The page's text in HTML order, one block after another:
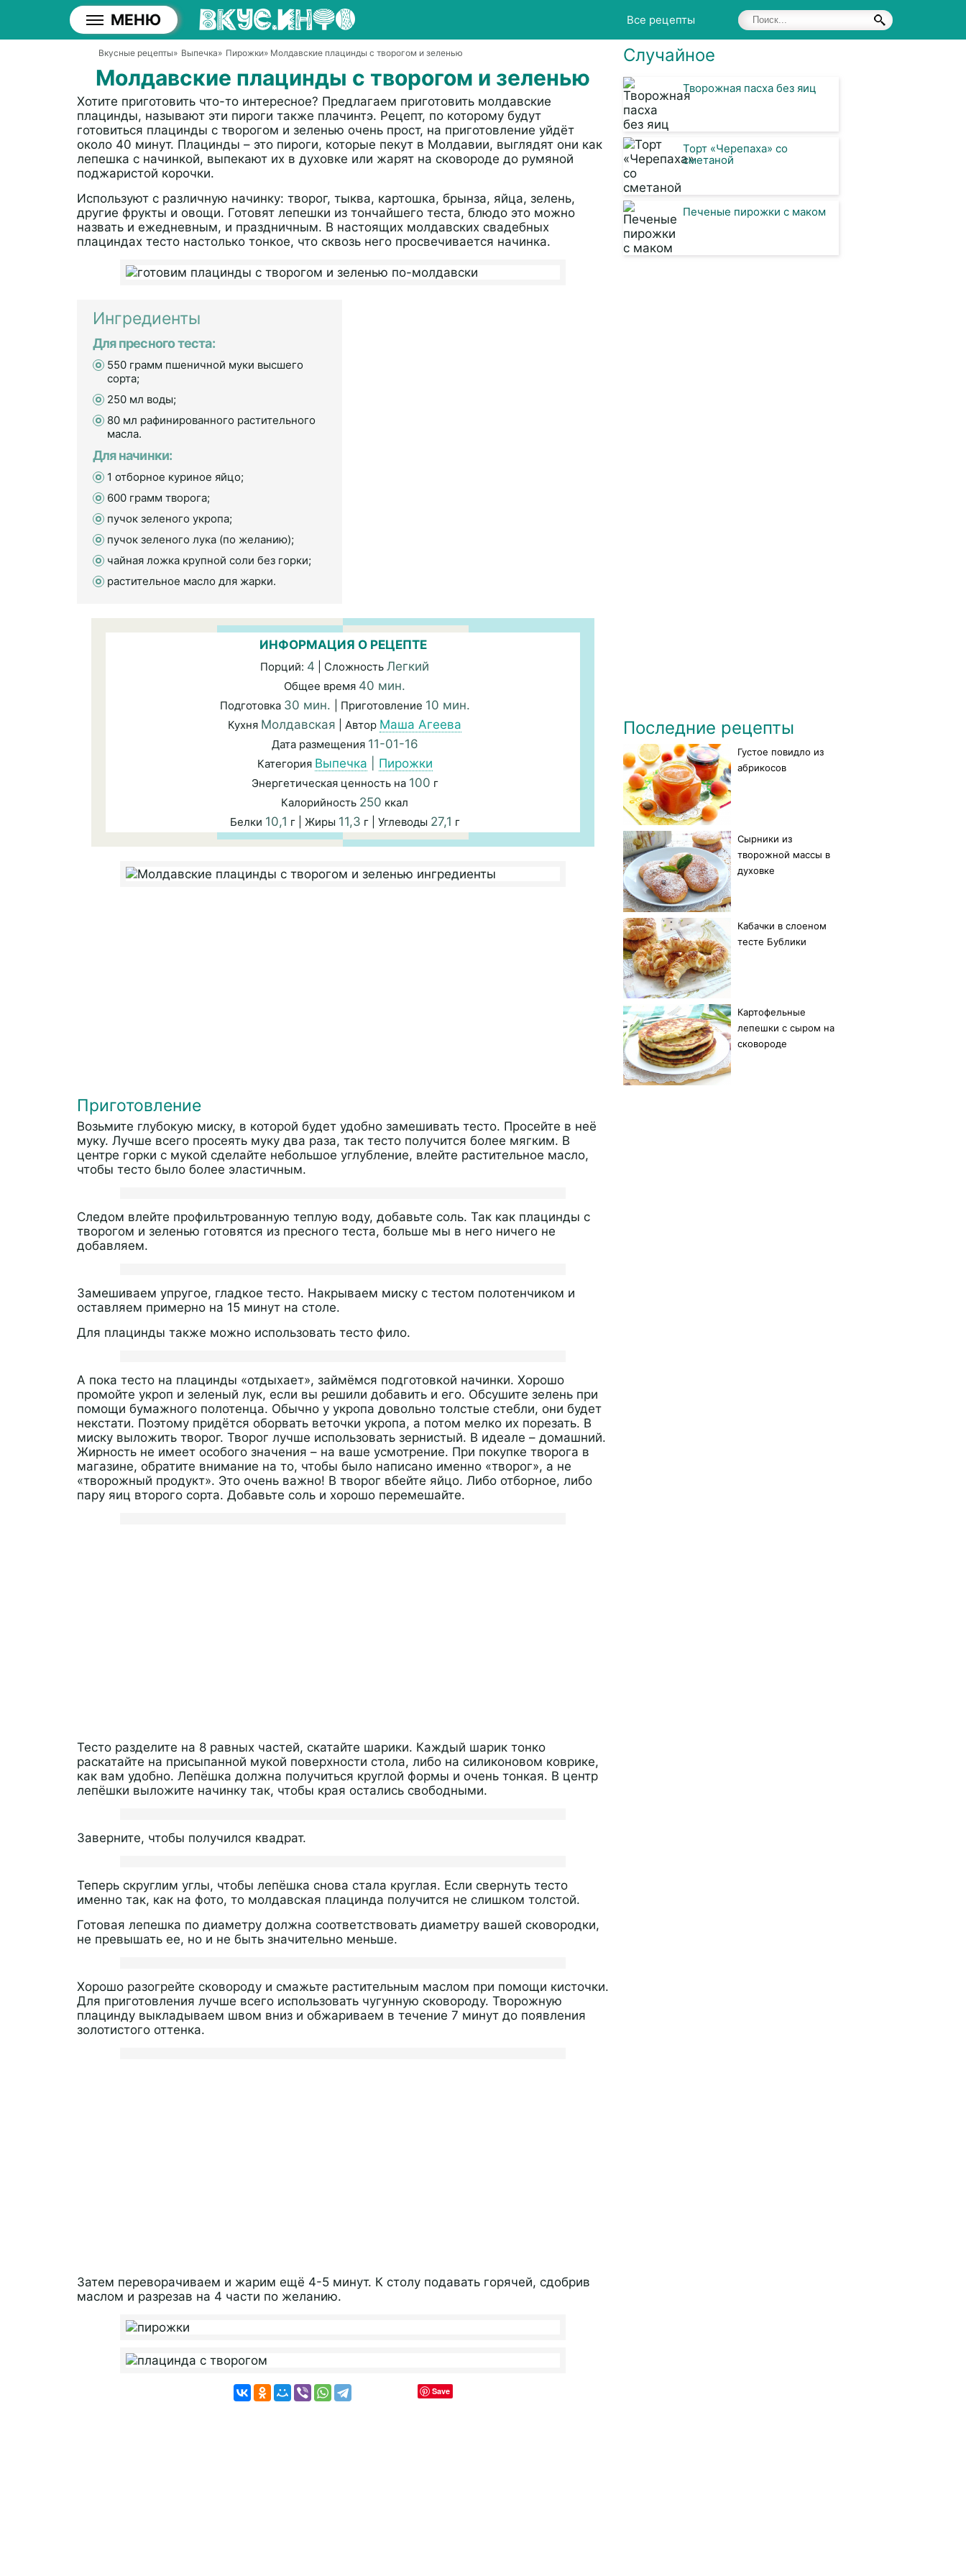
МЕНЮ Все рецепты
Вкусные рецепты» Выпечка» Пирожки» Молдавские плацинды с творогом и зеленью
Молдавские плацинды с творогом и зеленью
Хотите приготовить что-то интересное? Предлагаем приготовить молдавские
плацинды, называют эти пироги также плачинтэ. Рецепт, по которому будут
готовиться плацинды с творогом и зеленью очень прост, на приготовление уйдёт
около 40 минут. Плацинды – это пироги, которые пекут в Молдавии, выглядят они как
лепешка с начинкой, выпекают их в духовке или жарят на сковороде до румяной
поджаристой корочки.
Используют с различную начинку: творог, тыква, картошка, брынза, яйца, зелень,
другие фрукты и овощи. Готовят лепешки из тончайшего теста, блюдо это можно
назвать и ежедневным, и праздничным. В настоящих молдавских свадебных
плациндах тесто настолько тонкое, что сквозь него просвечивается начинка.
Ингредиенты
Для пресного теста:
550 грамм пшеничной муки высшего
сорта;
250 мл воды;
80 мл рафинированного растительного
масла.
Для начинки:
1 отборное куриное яйцо;
600 грамм творога;
пучок зеленого укропа;
пучок зеленого лука (по желанию);
чайная ложка крупной соли без горки;
растительное масло для жарки.
ИНФОРМАЦИЯ О РЕЦЕПТЕ
Порций: 4 | Сложность Легкий
Общее время 40 мин.
Подготовка 30 мин. | Приготовление 10 мин.
Кухня Молдавская | Автор Маша Агеева
Дата размещения 11-01-16
Категория Выпечка Пирожки
Энергетическая ценность на 100 г
Калорийность 250 ккал
Белки 10,1 г | Жиры 11,3 г | Углеводы 27,1 г
Приготовление
Возьмите глубокую миску, в которой будет удобно замешивать тесто. Просейте в неё
муку. Лучше всего просеять муку два раза, так тесто получится более мягким. В
центре горки с мукой сделайте небольшое углубление, влейте растительное масло,
чтобы тесто было более эластичным.
Следом влейте профильтрованную теплую воду, добавьте соль. Так как плацинды с
творогом и зеленью готовятся из пресного теста, больше мы в него ничего не
добавляем.
Замешиваем упругое, гладкое тесто. Накрываем миску с тестом полотенчиком и
оставляем примерно на 15 минут на столе.
Для плацинды также можно использовать тесто фило.
А пока тесто на плацинды «отдыхает», займёмся подготовкой начинки. Хорошо
промойте укроп и зеленый лук, если вы решили добавить и его. Обсушите зелень при
помощи бумажного полотенца. Обычно у укропа довольно толстые стебли, они будет
некстати. Поэтому придётся оборвать веточки укропа, а потом мелко их порезать. В
миску выложить творог. Творог лучше использовать зернистый. В идеале – домашний.
Жирность не имеет особого значения – на ваше усмотрение. При покупке творога в
магазине, обратите внимание на то, чтобы было написано именно «творог», а не
«творожный продукт». Это очень важно! В творог вбейте яйцо. Либо отборное, либо
пару яиц второго сорта. Добавьте соль и хорошо перемешайте.
Тесто разделите на 8 равных частей, скатайте шарики. Каждый шарик тонко
раскатайте на присыпанной мукой поверхности стола, либо на силиконовом коврике,
как вам удобно. Лепёшка должна получиться круглой формы и очень тонкая. В центр
лепёшки выложите начинку так, чтобы края остались свободными.
Заверните, чтобы получился квадрат.
Теперь скруглим углы, чтобы лепёшка снова стала круглая. Если свернуть тесто
именно так, как на фото, то молдавская плацинда получится не слишком толстой.
Готовая лепешка по диаметру должна соответствовать диаметру вашей сковородки,
не превышать ее, но и не быть значительно меньше.
Хорошо разогрейте сковороду и смажьте растительным маслом при помощи кисточки.
Для приготовления лучше всего использовать чугунную сковороду. Творожную
плацинду выкладываем швом вниз и обжариваем в течение 7 минут до появления
золотистого оттенка.
Затем переворачиваем и жарим ещё 4-5 минут. К столу подавать горячей, сдобрив
маслом и разрезав на 4 части по желанию.
Save
Случайное
Творожная пасха без яиц
Торт «Черепаха» со
сметаной
Печеные пирожки с маком
Последние рецепты
Густое повидло из
абрикосов
Сырники из
творожной массы в
духовке
Кабачки в слоеном
тесте Бублики
Картофельные
лепешки с сыром на
сковороде